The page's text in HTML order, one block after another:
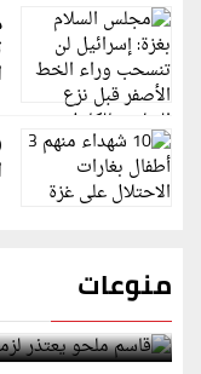
منوعات
قاسم ملحو يعتذر